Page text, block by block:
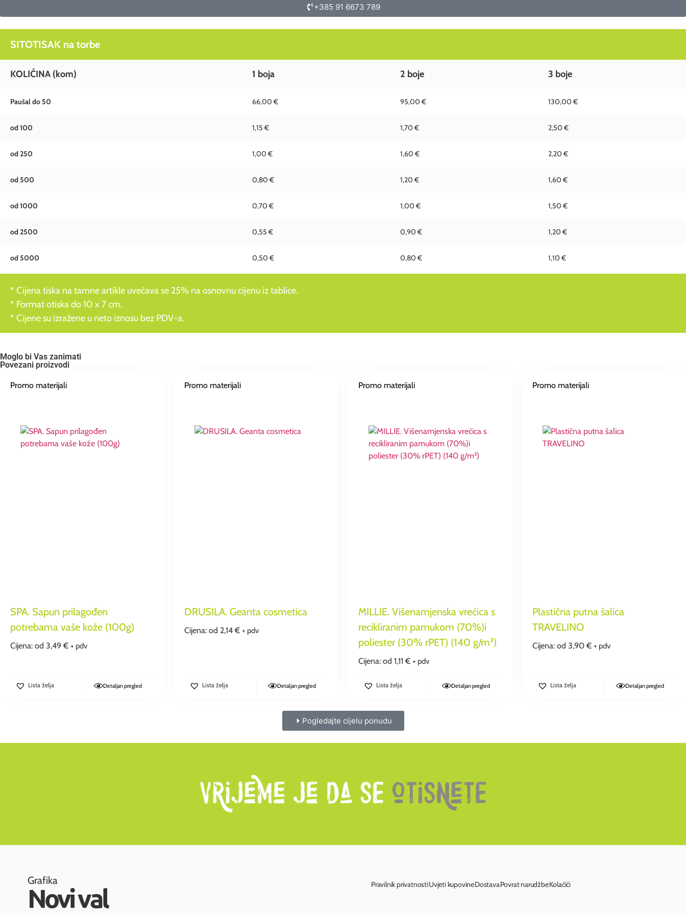
+385 91 6673 789
SITOTISAK na torbe
KOLIČINA (kom) 1 boja 2 boje 3 boje
Paušal do 50 66,00 € 95,00 € 130,00 €
od 100 1,15 € 1,70 € 2,50 €
od 250 1,00 € 1,60 € 2,20 €
od 500 0,80 € 1,20 € 1,60 €
od 1000 0,70 € 1,00 € 1,50 €
od 2500 0,55 € 0,90 € 1,20 €
od 5000 0,50 € 0,80 € 1,10 €
* Cijena tiska na tamne artikle uvećava se 25% na osnovnu cijenu iz tablice.
* Format otiska do 10 x 7 cm.
* Cijene su izražene u neto iznosu bez PDV-a.
Moglo bi Vas zanimati
Povezani proizvodi
Promo materijali
SPA. Sapun prilagođen
potrebama vaše kože (100g)
Cijena: od 3,49€ + pdv
Lista želja Detaljan pregled
Promo materijali
DRUSILA. Geanta cosmetica
Cijena: od 2,14€ + pdv
Lista želja Detaljan pregled
Promo materijali
MILLIE. Višenamjenska vrećica s
recikliranim pamukom (70%)i
poliester (30% rPET) (140 g/m²)
Cijena: od 1,11€ + pdv
Lista želja Detaljan pregled
Promo materijali
Plastična putna šalica
TRAVELINO
Cijena: od 3,90€ + pdv
Lista želja Detaljan pregled
Pogledajte cijelu ponudu
Grafika
Novi val Pravilnik privatnostiUvjeti kupovineDostavaPovrat narudžbeKolačići